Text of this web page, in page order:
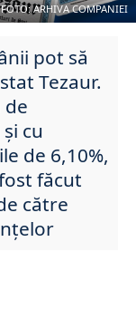
FOTO: ARHIVA COMPANIEI
pot să
Tezaur.
de
cu
de 6,10%,
făcut
către